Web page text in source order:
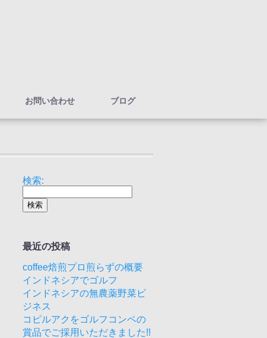
お問い合わせ ブログ
検索:
最近の投稿
coffee焙煎プロ煎らずの概要
インドネシアでゴルフ
インドネシアの無農薬野菜ビ
ジネス
コピルアクをゴルフコンペの
賞品でご採用いただきました!!